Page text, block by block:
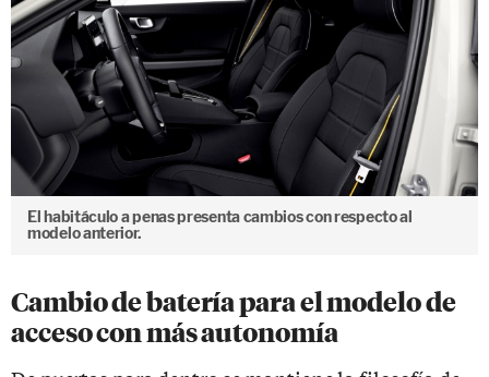
El habitáculo a penas presenta cambios con respecto al
modelo anterior.
Cambio de batería para el modelo de
acceso con más autonomía